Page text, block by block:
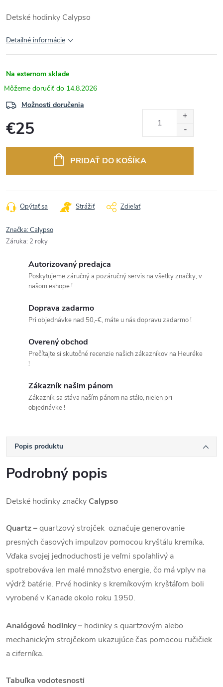
Detské hodinky Calypso
Detailné informácie
Na externom sklade
14.8.2026
Možnosti doručenia
€25
PRIDAŤ DO KOŠÍKA
Opýtať sa Strážiť Zdieľať
Značka:Calypso
Záruka: 2 roky
Autorizovaný predajca
Poskytujeme záručný a pozáručný servis na všetky značky, v
našom eshope !
Doprava zadarmo
Pri objednávke nad 50,-€, máte u nás dopravu zadarmo !
Overený obchod
Prečítajte si skutočné recenzie našich zákazníkov na Heuréke
!
Zákazník našim pánom
Zákazník sa stáva naším pánom na stálo, nielen pri
objednávke !
Popis produktu
Podrobný popis
Detské hodinky značky Calypso
Quartz –quartzový strojček označuje generovanie
presných časových impulzov pomocou kryštálu kremíka.
Vďaka svojej jednoduchosti je veľmi spoľahlivý a
spotrebováva len malé množstvo energie, čo má vplyv na
výdrž batérie. Prvé hodinky s kremíkovým kryštáľom boli
vyrobené v Kanade okolo roku 1950.
Analógové hodinky – hodinky s quartzovým alebo
mechanickým strojčekom ukazujúce čas pomocou ručičiek
a ciferníka.
Tabuľka vodotesnosti